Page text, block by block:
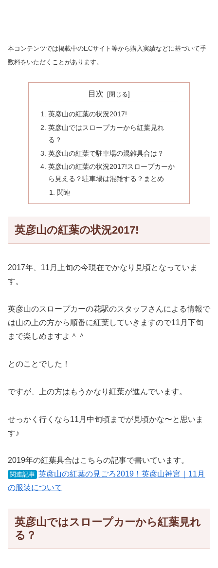
本コンテンツでは掲載中のECサイト等から購入実績などに基づいて手
数料をいただくことがあります。
目次
英彦山の紅葉の状況2017!
英彦山ではスロープカーから紅葉見れ
る？
英彦山の紅葉で駐車場の混雑具合は？
英彦山の紅葉の状況2017!スロープカーか
ら見える？駐車場は混雑する？まとめ
関連
英彦山の紅葉の状況2017!
2017年、11月上旬の今現在でかなり見頃となっていま
す。
英彦山のスロープカーの花駅のスタッフさんによる情報で
は山の上の方から順番に紅葉していきますので11月下旬
まで楽しめますよ＾＾
とのことでした！
ですが、上の方はもうかなり紅葉が進んでいます。
せっかく行くなら11月中旬頃までが見頃かな〜と思いま
す♪
2019年の紅葉具合はこちらの記事で書いています。
関連記事 英彦山の紅葉の見ごろ2019！英彦山神宮｜11月
の服装について
英彦山ではスロープカーから紅葉見れ
る？